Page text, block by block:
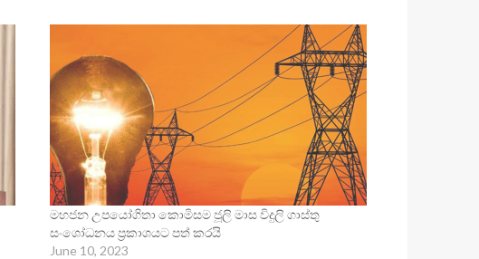
මහජන උපයෝගිතා කොමිසම ජූලි මාස විදුලි ගාස්තු
සංශෝධනය ප්‍රකාශයට පත් කරයි
June 10, 2023